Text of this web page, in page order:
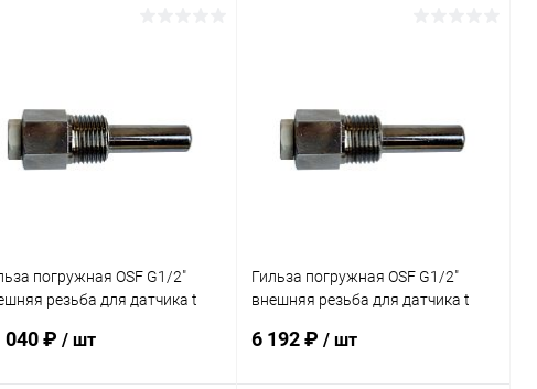
погружная OSF G1/2"
резьба для датчика t
040 ₽ / шт
Гильза погружная OSF G1/2"
внешняя резьба для датчика t
(320.020.0001)
6 192 ₽/ шт